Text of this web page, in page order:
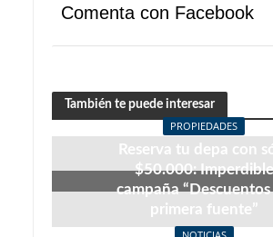
Comenta con Facebook
También te puede interesar
PROPIEDADES
Reserva tu depa con
$50.000: Imperdible
campaña
primera fuente”
julio 27, 2026